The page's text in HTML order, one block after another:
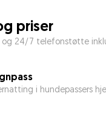
priser
24/7 telefonstøtte
i hundepassers